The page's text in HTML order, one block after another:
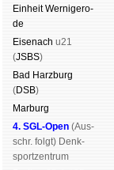
Ein­heit Wer­ni­ge­ro­
de
Eise­nach u21
(JSBS)
Bad Harz­burg
(DSB)
Mar­burg
4. SGL-Open (Aus­
schr. folgt) Denk­
sport­zen­trum